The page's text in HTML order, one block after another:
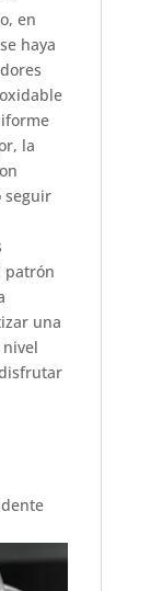
en
haya
la
seguir
patrón
una